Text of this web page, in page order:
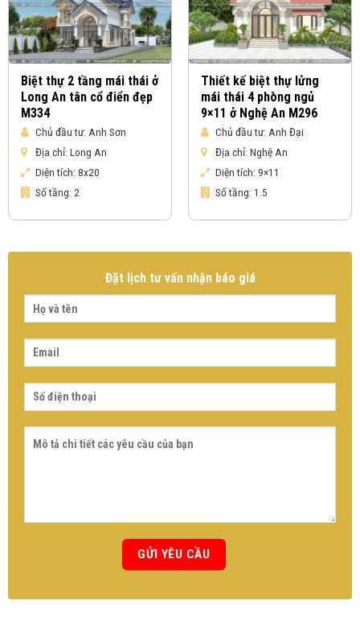
Biệt thự 2 tầng mái thái ở
Long An tân cổ điển đẹp
M334
Chủ đầu tư: Anh Sơn
Địa chỉ: Long An
Diện tích: 8x20
Số tầng: 2
Thiết kế biệt thự lửng
mái thái 4 phòng ngủ
9×11 ở Nghệ An M296
Chủ đầu tư: Anh Đại
Địa chỉ: Nghệ An
Diện tích: 9×11
Số tầng: 1.5
Đặt lịch tư vấn nhận báo giá